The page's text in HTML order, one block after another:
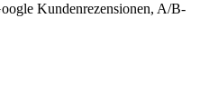
Kundenrezensionen, A/B-